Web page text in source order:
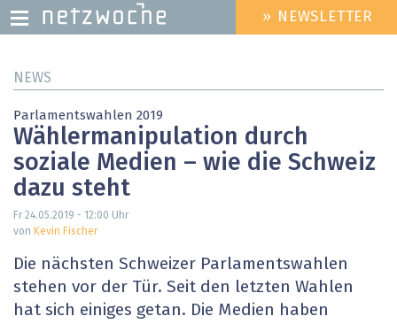
zum
HEADER
MENU
» NEWSLETTER
NEWS
Parlamentswahlen 2019
Wählermanipulation durch
soziale Medien – wie die Schweiz
dazu steht
Fr 24.05.2019 - 12:00 Uhr
von Kevin Fischer
Die nächsten Schweizer Parlamentswahlen
stehen vor der Tür. Seit den letzten Wahlen
hat sich einiges getan. Die Medien haben